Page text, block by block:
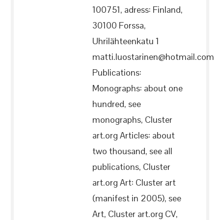
100751, adress: Finland,
30100 Forssa,
Uhrilähteenkatu 1
matti.luostarinen@hotmail.com
Publications:
Monographs: about one
hundred, see
monographs, Cluster
art.org Articles: about
two thousand, see all
publications, Cluster
art.org Art: Cluster art
(manifest in 2005), see
Art, Cluster art.org CV,